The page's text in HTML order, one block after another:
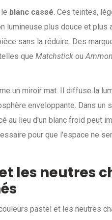
blanc cassé. Ces teintes,
lumineuse plus douce et
sans la réduire. Des
que Matchstick ou
un miroir mat. Il diffuse la
enveloppante. Dans
au lieu d'un blanc froid peut
pour que l'espace ne
les neutres
pastel et les neutres